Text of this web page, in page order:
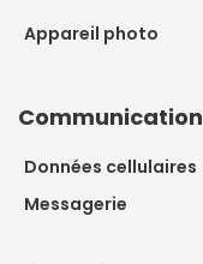
Appareil photo
Communication
Données cellulaires
Messagerie